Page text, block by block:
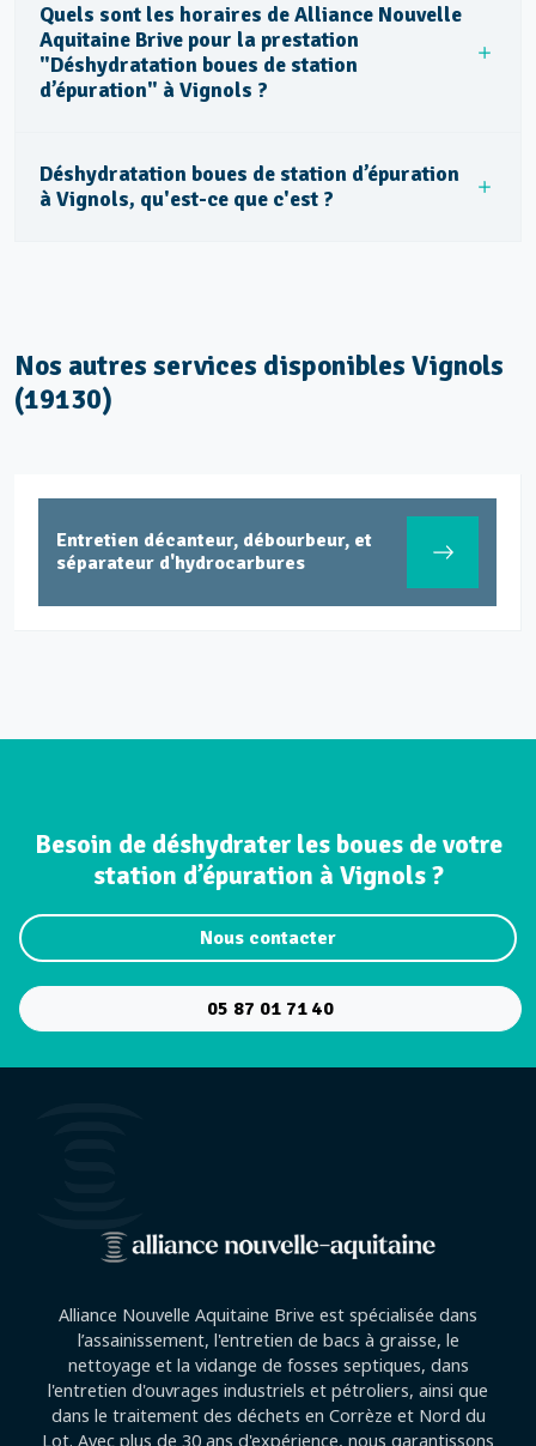
Quels sont les horaires de Alliance Nouvelle
Aquitaine Brive pour la prestation
"Déshydratation boues de station
d’épuration" à Vignols ?
Déshydratation boues de station d’épuration
à Vignols, qu'est-ce que c'est ?
Nos autres services disponibles Vignols
(19130)
Entretien décanteur, débourbeur, et
séparateur d'hydrocarbures
Besoin de déshydrater les boues de votre
station d’épuration à Vignols ?
Nous contacter
05 87 01 71 40
Alliance Nouvelle Aquitaine Brive est spécialisée dans
l’assainissement, l'entretien de bacs à graisse, le
nettoyage et la vidange de fosses septiques, dans
l'entretien d'ouvrages industriels et pétroliers, ainsi que
dans le traitement des déchets en Corrèze et Nord du
Lot. Avec plus de 30 ans d'expérience, nous garantissons